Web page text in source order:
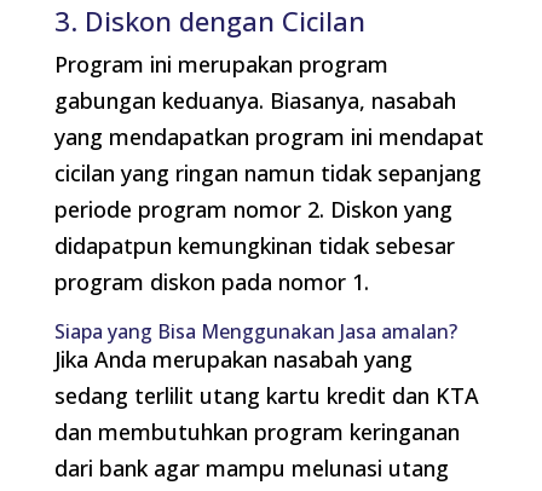
3. Diskon dengan Cicilan
Program ini merupakan program
gabungan keduanya. Biasanya, nasabah
yang mendapatkan program ini mendapat
cicilan yang ringan namun tidak sepanjang
periode program nomor 2. Diskon yang
didapatpun kemungkinan tidak sebesar
program diskon pada nomor 1.
Siapa yang Bisa Menggunakan Jasa amalan?
Jika Anda merupakan nasabah yang
sedang terlilit utang kartu kredit dan KTA
dan membutuhkan program keringanan
dari bank agar mampu melunasi utang